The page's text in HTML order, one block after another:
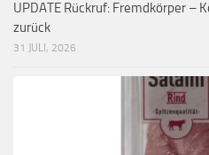
UPDATE Rückruf: Fremdkörper –
zurück
31 JULI, 2026